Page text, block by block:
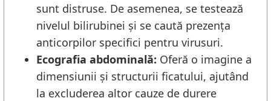
sunt distruse. De asemenea, se testează
nivelul bilirubinei și se caută prezența
anticorpilor specifici pentru virusuri.
Ecografia abdominală: Oferă o imagine a
dimensiunii și structurii ficatului, ajutând
la excluderea altor cauze de durere